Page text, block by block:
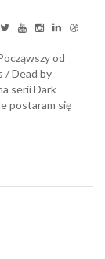
od
/ Dead by
serii Dark
postaram się